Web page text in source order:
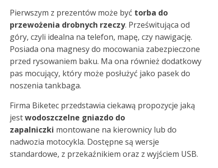
Pierwszym z prezentów może być torba do
przewożenia drobnych rzeczy. Prześwitująca od
góry, czyli idealna na telefon, mapę, czy nawigację.
Posiada ona magnesy do mocowania zabezpieczone
przed rysowaniem baku. Ma ona również dodatkowy
pas mocujący, który może posłużyć jako pasek do
noszenia tankbaga.
Firma Biketec przedstawia ciekawą propozycje jaką
jestwodoszczelne gniazdo do
zapalniczki montowane na kierownicy lub do
nadwozia motocykla. Dostępne są wersje
standardowe, z przekaźnikiem oraz z wyjściem USB.